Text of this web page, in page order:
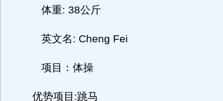
体重: 38公斤
英文名: Cheng Fei
项目：体操
优势项目:跳马